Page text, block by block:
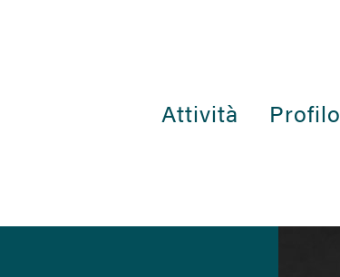
Attività Profilo